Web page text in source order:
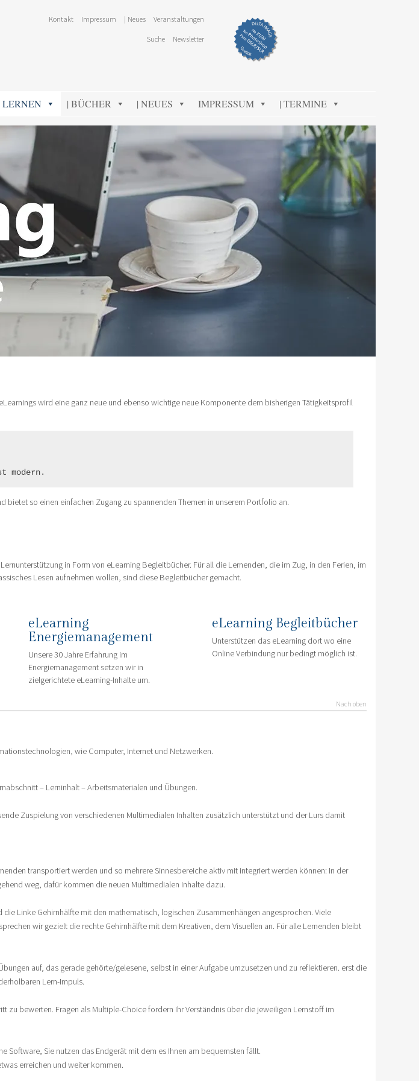
Kontakt Impressum | Neues Veranstaltungen
Suche Newsletter
LERNEN | BÜCHER | NEUES IMPRESSUM | TERMINE
wird eine ganz neue und ebenso wichtige neue Komponente dem bisherigen Tätigkeitsprofil
modern.
bietet so einen einfachen Zugang zu spannenden Themen in unserem Portfolio an.
in Form von eLearning Begleitbücher. Für all die Lernenden, die im Zug, in den Ferien, im
Lesen aufnehmen wollen, sind diese Begleitbücher gemacht.
eLearning
Energiemanagement
Unsere 30 Jahre Erfahrung im
Energiemanagement setzen wir in
zielgerichtete eLearning-Inhalte um.
eLearning Begleitbücher
Unterstützen das eLearning dort wo eine
Online Verbindung nur bedingt möglich ist.
Nach oben
wie Computer, Internet und Netzwerken.
– Lerninhalt – Arbeitsmaterialen und Übungen.
Zuspielung von verschiedenen Multimedialen Inhalten zusätzlich unterstützt und der Lurs damit
transportiert werden und so mehrere Sinnesbereiche aktiv mit integriert werden können: In der
weg, dafür kommen die neuen Multimedialen Inhalte dazu.
Linke Gehirnhälfte mit den mathematisch, logischen Zusammenhängen angesprochen. Viele
wir gezielt die rechte Gehirnhälfte mit dem Kreativen, dem Visuellen an. Für alle Lernenden bleibt
auf, das gerade gehörte/gelesene, selbst in einer Aufgabe umzusetzen und zu reflektieren. erst die
Lern-Impuls.
bewerten. Fragen als Multiple-Choice fordern Ihr Verständnis über die jeweiligen Lernstoff im
Software, Sie nutzen das Endgerät mit dem es Ihnen am bequemsten fällt.
erreichen und weiter kommen.